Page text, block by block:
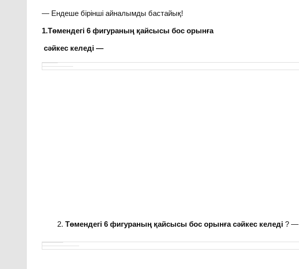
— Ендеше бірінші айналымды бастайық!
1.Төмендегі 6 фигураның қайсысы бос орынға
сәйкес келеді —
Төмендегі 6 фигураның қайсысы бос орынға сәйкес келеді? —